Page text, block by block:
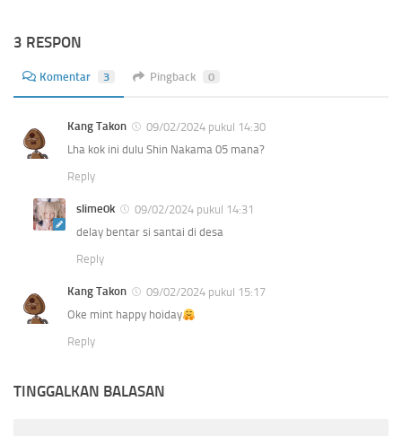
3 RESPON
Komentar 3 Pingback 0
Kang Takon
09/02/2024 pukul 14:30
Lha kok ini dulu Shin Nakama 05 mana?
Reply
slime0k
09/02/2024 pukul 14:31
delay bentar si santai di desa
Reply
Kang Takon
09/02/2024 pukul 15:17
Oke mint happy hoiday
Reply
TINGGALKAN BALASAN